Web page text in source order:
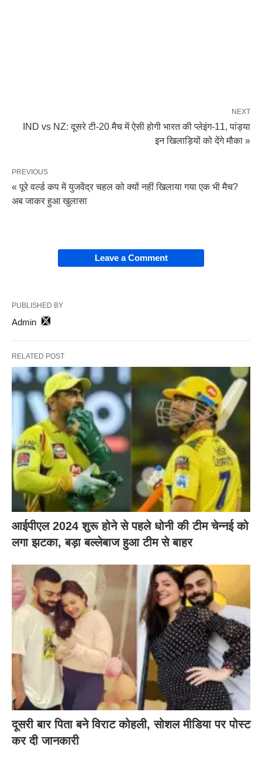
NEXT
IND vs NZ: दूसरे टी-20 मैच में ऐसी होगी भारत की प्लेइंग-11, पांड्या
इन खिलाड़ियों को देंगे मौका »
PREVIOUS
« पूरे वर्ल्ड कप में युजवेंद्र चहल को क्यों नहीं खिलाया गया एक भी मैच?
अब जाकर हुआ खुलासा
Leave a Comment
PUBLISHED BY
Admin
RELATED POST
आईपीएल 2024 शुरू होने से पहले धोनी की टीम चेन्नई को
लगा झटका, बड़ा बल्लेबाज हुआ टीम से बाहर
दूसरी बार‌ पिता बने विराट कोहली, सोशल मीडिया पर पोस्ट
कर दी‌ जानकारी